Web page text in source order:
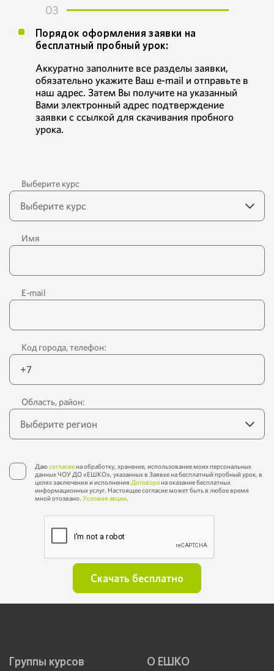
03
Порядок оформления заявки на
бесплатный пробный урок:
Аккуратно заполните все разделы заявки,
обязательно укажите Ваш e-mail и отправьте в
наш адрес. Затем Вы получите на указанный
Вами электронный адрес подтверждение
заявки с ссылкой для скачивания пробного
урока.
Выберите курс
Имя
E-mail
Код города, телефон:
Область, район:
Даюсогласиена обработку, хранение, использование моих персональных
данных ЧОУ ДО «ЕШКО», указанных в Заявке на бесплатный пробный урок, в
целях заключения и исполнения Договорана оказание бесплатных
информационных услуг. Настоящее согласие может быть в любое время
мной отозвано. Условия акции.
Группы курсов О ЕШКО